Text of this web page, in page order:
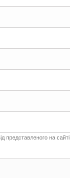
представленого на сайті